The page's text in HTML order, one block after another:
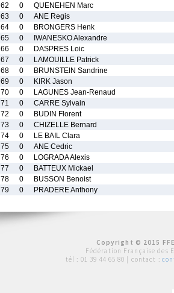
62
0
QUENEHEN Marc
63
0
ANE Regis
64
0
BRONGERS Henk
65
0
IWANESKO Alexandre
66
0
DASPRES Loic
67
0
LAMOUILLE Patrick
68
0
BRUNSTEIN Sandrine
69
0
KIRK Jason
70
0
LAGUNES Jean-Renaud
71
0
CARRE Sylvain
72
0
BUDIN Florent
73
0
CHIZELLE Bernard
74
0
LE BAIL Clara
75
0
ANE Cedric
76
0
LOGRADA Alexis
77
0
BATTEUX Mickael
78
0
BUSSON Benoist
79
0 PRADERE Anthony
Copyright © 2015
Fédération Française des
tél : 01 39 44 65 80 | contact :